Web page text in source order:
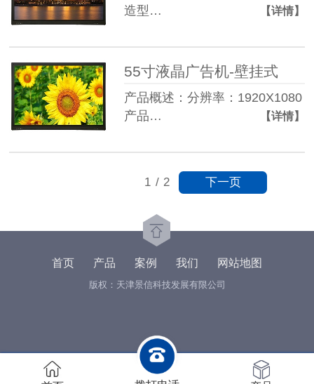
造型…
【详情】
55寸液晶广告机-壁挂式
产品概述：分辨率：1920X1080
产品…
【详情】
1 / 2 下一页
首页 产品 案例 我们 网站地图
版权：天津景信科技发展有限公司